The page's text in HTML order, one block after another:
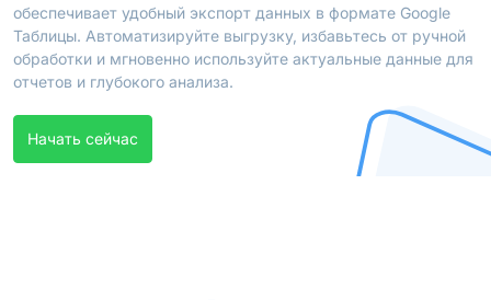
обеспечивает удобный экспорт данных в формате Google
Таблицы. Автоматизируйте выгрузку, избавьтесь от ручной
обработки и мгновенно используйте актуальные данные для
отчетов и глубокого анализа.
Начать сейчас